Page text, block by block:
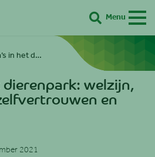
Zoeken
Menu
in het d…
welzijn,
en
2021